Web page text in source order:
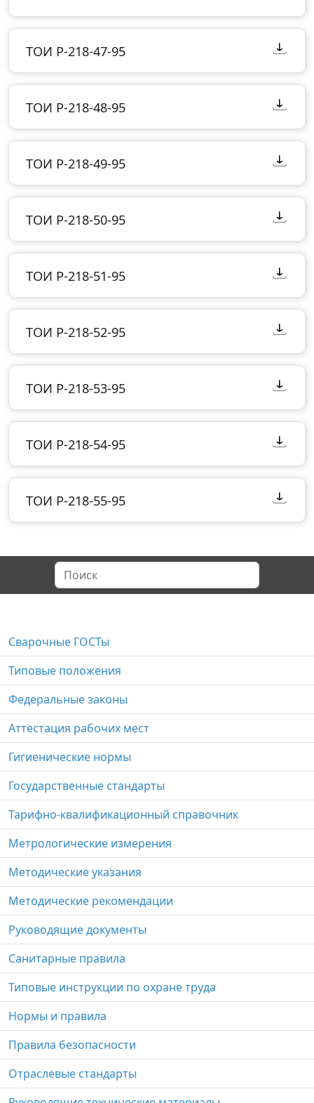
ТОИ Р-218-47-95
ТОИ Р-218-48-95
ТОИ Р-218-49-95
ТОИ Р-218-50-95
ТОИ Р-218-51-95
ТОИ Р-218-52-95
ТОИ Р-218-53-95
ТОИ Р-218-54-95
ТОИ Р-218-55-95
Сварочные ГОСТы
Типовые положения
Федеральные законы
Аттестация рабочих мест
Гигиенические нормы
Государственные стандарты
Тарифно-квалификационный справочник
Метрологические измерения
Методические указания
Методические рекомендации
Руководящие документы
Санитарные правила
Типовые инструкции по охране труда
Нормы и правила
Правила безопасности
Отраслевые стандарты